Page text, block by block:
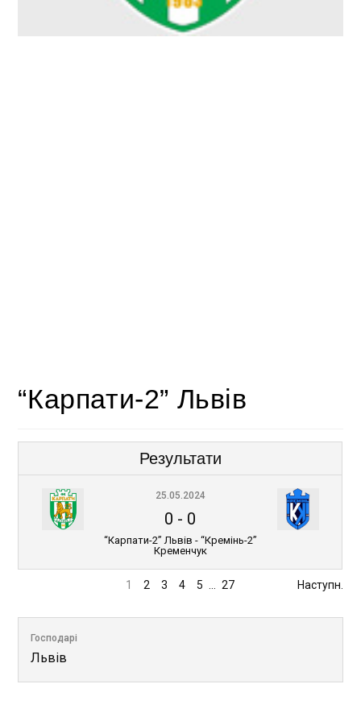
“Карпати-2” Львів
Результати
25.05.2024
0 - 0
“Карпати-2” Львів - “Кремінь-2”
Кременчук
1 2 3 4 5 27 Наступн.
Господарі
Львів